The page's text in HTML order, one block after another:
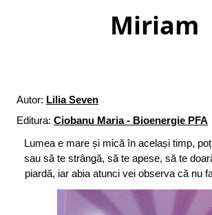
Miriam
Autor: Lilia Seven
Editura: Ciobanu Maria - Bioenergie PFA
Lumea e mare și mică în același timp,
sau să te strângă, să te apese, să te
piardă, iar abia atunci vei observa că nu